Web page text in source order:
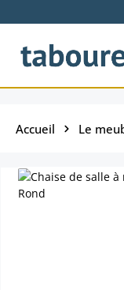
Passer au contenu
Accueil Le